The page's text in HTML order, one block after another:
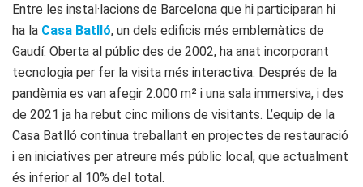
Entre les instal·lacions de Barcelona que hi participaran hi
ha la Casa Batlló, un dels edificis més emblemàtics de
Gaudí. Oberta al públic des de 2002, ha anat incorporant
tecnologia per fer la visita més interactiva. Després de la
pandèmia es van afegir 2.000 m² i una sala immersiva, i des
de 2021 ja ha rebut cinc milions de visitants. L’equip de la
Casa Batlló continua treballant en projectes de restauració
i en iniciatives per atreure més públic local, que actualment
és inferior al 10% del total.